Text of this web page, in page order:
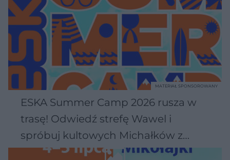
ESKA Summer Camp 2026 rusza w
trasę! Odwiedź strefę Wawel i
spróbuj kultowych Michałków z
Wawelu
MATERIAŁ SPONSOROWANY